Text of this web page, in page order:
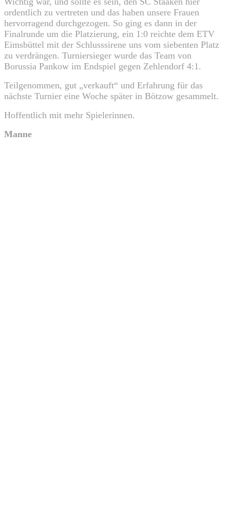
ordentlich zu vertreten und das haben unsere Frauen
hervorragend durchgezogen. So ging es dann in der
Finalrunde um die Platzierung, ein 1:0 reichte dem ETV
Eimsbüttel mit der Schlusssirene uns vom siebenten Platz
zu verdrängen. Turniersieger wurde das Team von
Borussia Pankow im Endspiel gegen Zehlendorf 4:1.
Teilgenommen, gut „verkauft“ und Erfahrung für das
nächste Turnier eine Woche später in Bötzow gesammelt.
Hoffentlich mit mehr Spielerinnen.
Manne